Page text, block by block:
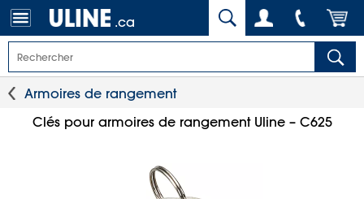
.ca
Armoires de rangement
Clés pour armoires de rangement Uline – C625